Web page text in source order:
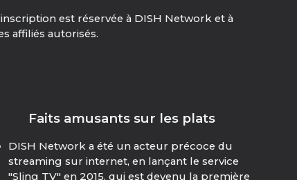
est réservée à DISH Network et à
affiliés autorisés.
Faits amusants sur les plats
DISH Network a été un acteur précoce du
streaming sur internet, en lançant le service
"Sling TV" en 2015, qui est devenu la première